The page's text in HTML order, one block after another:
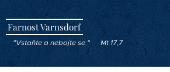
Farnost Varnsdorf
"Vstaňte a nebojte se." Mt 17,7